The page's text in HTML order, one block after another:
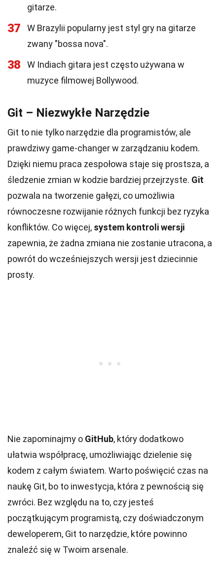
gitarze.
37
W Brazylii popularny jest styl gry na gitarze
zwany "bossa nova".
38
W Indiach gitara jest często używana w
muzyce filmowej Bollywood.
Git – Niezwykłe Narzędzie
Git to nie tylko narzędzie dla programistów, ale
prawdziwy game-changer w zarządzaniu kodem.
Dzięki niemu praca zespołowa staje się prostsza, a
śledzenie zmian w kodzie bardziej przejrzyste. Git
pozwala na tworzenie gałęzi, co umożliwia
równoczesne rozwijanie różnych funkcji bez ryzyka
konfliktów. Co więcej, system kontroli wersji
zapewnia, że żadna zmiana nie zostanie utracona, a
powrót do wcześniejszych wersji jest dziecinnie
prosty.
Nie zapominajmy o GitHub, który dodatkowo
ułatwia współpracę, umożliwiając dzielenie się
kodem z całym światem. Warto poświęcić czas na
naukę Git, bo to inwestycja, która z pewnością się
zwróci. Bez względu na to, czy jesteś
początkującym programistą, czy doświadczonym
deweloperem, Git to narzędzie, które powinno
znaleźć się w Twoim arsenale.